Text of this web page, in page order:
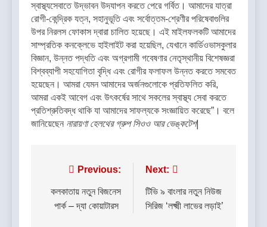
স্বাস্থ্যসেবাতে উদ্ভাবন উদযাপন করতে পেরে গর্বিত। আমাদের যাত্রা
রোগী-কেন্দ্রিক যত্ন, সহানুভূতি এবং সর্বোত্তম-শ্রেণীর পরিষেবাগুলির
উপর নিরলস ফোকাস দ্বারা চালিত হয়েছে। এই মাইলফলকটি আমাদের
সাম্প্রতিক কনক্লেভে হাইলাইট করা হয়েছিল, যেখানে কার্ডিওভাসকুলার
বিজ্ঞান, উন্নত পদ্ধতি এবং অগ্রগামী গবেষণার নেতৃস্থানীয় বিশেষজ্ঞরা
বিশ্বব্যাপী সহযোগিতা বৃদ্ধি এবং রোগীর ফলাফল উন্নত করতে সমবেত
হয়েছেন। আমরা যেমন আমাদের অর্জনগুলোকে প্রতিফলিত করি,
আমরা একই আবেগ এবং উৎকর্ষের সাথে সকলের স্বাস্থ্য সেবা করতে
প্রতিশ্রুতিবদ্ধ থাকি যা আমাদের সাফল্যকে সংজ্ঞায়িত করেছে”। বলে
জানিয়েছেন নারায়ণা হেলথের গ্রুপ সিওও আর ভেঙ্কটেশ|
Post
navigation
Previous:
কলকাতায় নতুন বিজনেস
পার্ক – দ্যা কোয়াটারস
Next:
টিভি ৯ বাংলার নতুন নিউজ
সিরিজ ‘লক্ষ্মী লাভের লড়াই’